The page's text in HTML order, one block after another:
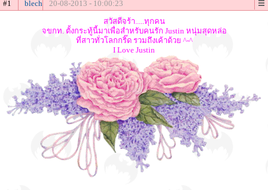
#1 blech
20-08-2013 - 10:00:23
สวัสดีจร้า.....ทุกคน
จขกท. ตั้งกระทู้นี้มาเพื่อสำหรับคนรัก Justin หนุ่มสุดหล่อ
ที่สาวทั่วโลกกริ๊ด รวมถึงเค้าด้วย ^-^
I Love Justin